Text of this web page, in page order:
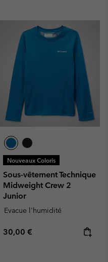
Nouveaux Coloris
Sous-vêtement Technique
Midweight Crew 2
Junior
Evacue l'humidité
Regular price:
30,00 €